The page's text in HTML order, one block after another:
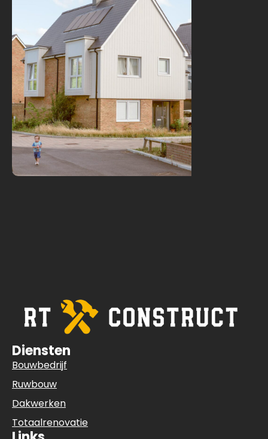
Diensten
Bouwbedrijf
Ruwbouw
Dakwerken
Totaalrenovatie